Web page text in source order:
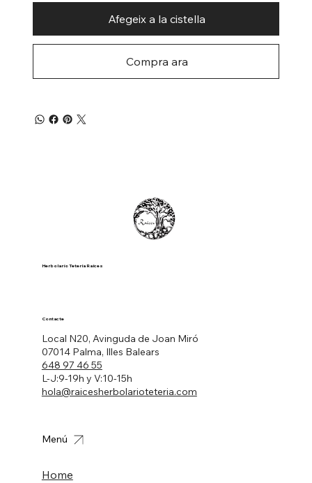
Afegeix a la cistella
Compra ara
Herbolario Tetería Raíces
Local N20, Avinguda de Joan Miró
07014 Palma, Illes Balears
648 97 46 55
L-J:9-19h y V:10-15h
hola@raicesherbolarioteteria.com
Contacte
Home
Menú